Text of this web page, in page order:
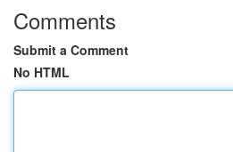
Comments
Submit a Comment
No HTML